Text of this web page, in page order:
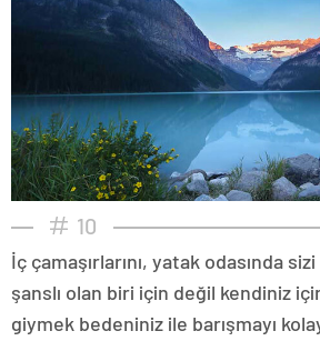
10
İç çamaşırlarını, yatak odasında
şanslı olan biri için değil kendiniz
giymek bedeniniz ile barışmayı